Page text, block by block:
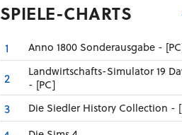
SPIELE-CHARTS
1 Anno 1800 Sonderausgabe -
2
Landwirtschafts-Simulator 19
- [PC]
3 Die Siedler History Collection -